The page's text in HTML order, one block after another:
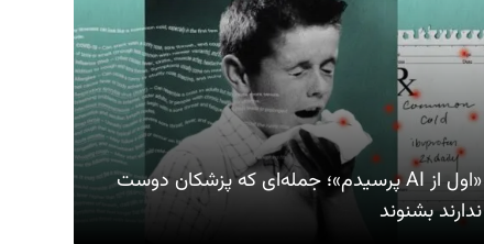
«اول از AI پرسیدم»؛ جمله‌ای که پزشکان دوست
ندارند بشنوند